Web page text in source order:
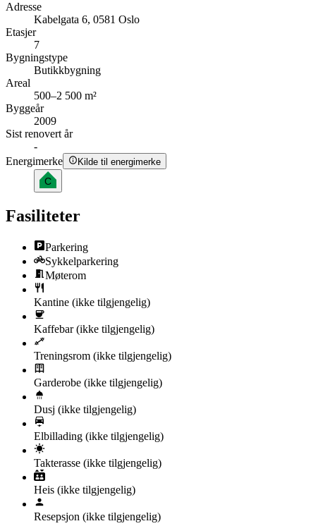
Adresse
Kabelgata 6, 0581 Oslo
Etasjer
7
Bygningstype
Butikkbygning
Areal
500–2 500 m²
Byggeår
2009
Sist renovert år
-
Energimerke
Kilde til energimerke
C
Fasiliteter
Parkering
Sykkelparkering
Møterom
Kantine (ikke tilgjengelig)
Kaffebar(ikke tilgjengelig)
Treningsrom (ikke tilgjengelig)
Garderobe (ikke tilgjengelig)
Dusj (ikke tilgjengelig)
Elbillading (ikke tilgjengelig)
Takterasse (ikke tilgjengelig)
Heis (ikke tilgjengelig)
Resepsjon (ikke tilgjengelig)